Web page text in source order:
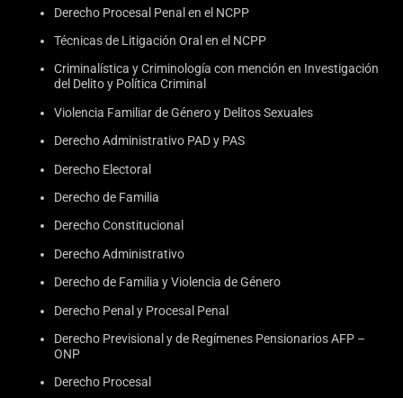
Derecho Procesal Penal en el NCPP
Técnicas de Litigación Oral en el NCPP
Criminalística y Criminología con mención en Investigación
del Delito y Política Criminal
Violencia Familiar de Género y Delitos Sexuales
Derecho Administrativo PAD y PAS
Derecho Electoral
Derecho de Familia
Derecho Constitucional
Derecho Administrativo
Derecho de Familia y Violencia de Género
Derecho Penal y Procesal Penal
Derecho Previsional y de Regímenes Pensionarios AFP –
ONP
Derecho Procesal